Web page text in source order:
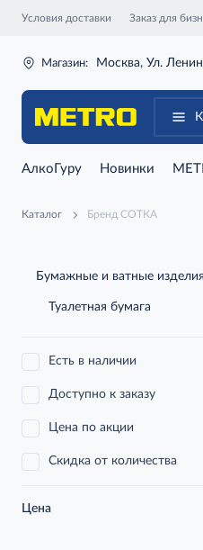
Условия доставки Заказ для
Магазин: Москва, Ул.
АлкоГуру Новинки
Каталог Бренд СОТКА
Бумажные и ватные изделия
Туалетная бумага
Есть в наличии
Доступно к заказу
Цена по акции
Скидка от количества
Цена